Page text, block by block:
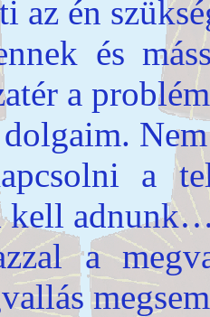
az én
és
a
a
kell
a